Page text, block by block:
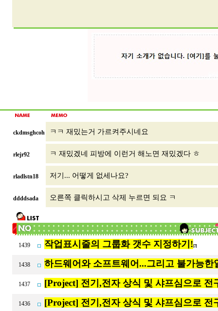
ckdmsghcoh ㅋㅋ 재밌는거 가르켜주시네요
rlejr92 ㅋ 재밌겠네 피방에 이런거 해노면 재밌겠다 ㅎ
rladlstn18 저기... 어떻게 없세나요?
ddddsada 오른쪽 클릭하시고 삭제 누르면 되요 ㅋ
1439 작업표시줄의 그룹화 갯수 지정하기! [7]
1438 하드웨어와 소프트웨어...그리고 불가능한
1437 [Project] 전기,전자 상식 및 샤프심으로 전
1436 [Project] 전기,전자 상식 및 샤프심으로 전